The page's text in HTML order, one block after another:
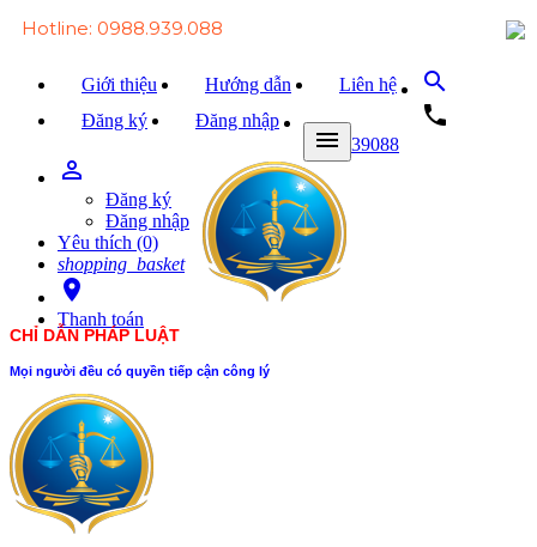
Hotline: 0988.939.088
Giới thiệu Hướng dẫn
Liên hệ
Đăng ký
Đăng nhập
search
local_phone
0988939088
person_outline
Đăng ký
Đăng nhập
Yêu thích (0)
shopping_basket
room
Thanh toán
menu
CHỈ DẪN PHÁP LUẬT
Mọi người đều có quyền tiếp cận công lý
Trang chủ
Văn bản Luật
Văn bản Đảng
Tài liệu
Hỏi - đáp
Trao đổi
Tin tức